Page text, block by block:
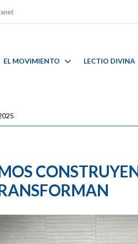
EL MOVIMIENTO LECTIO DIVINA